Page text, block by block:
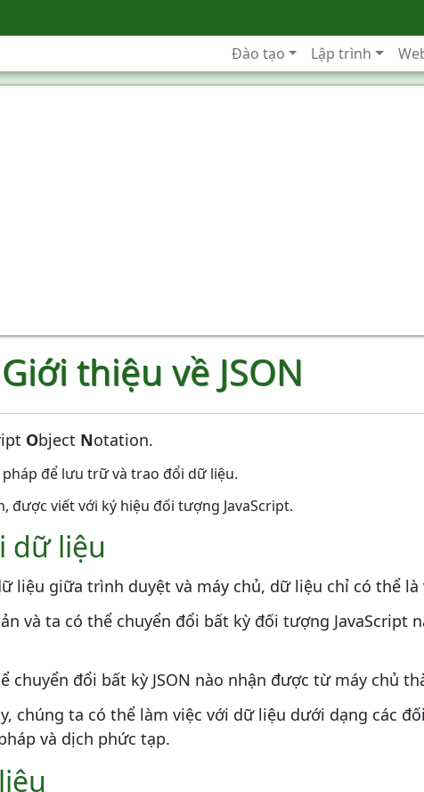
Đào tạo Lập trình
Giới thiệu về JSON
Object Notation.
pháp để lưu trữ và trao đổi dữ liệu.
được viết với ký hiệu đối tượng JavaScript.
dữ liệu
liệu giữa trình duyệt và máy chủ, dữ liệu chỉ có thể là
và ta có thể chuyển đổi bất kỳ đối tượng JavaScript
chuyển đổi bất kỳ JSON nào nhận được từ máy chủ
chúng ta có thể làm việc với dữ liệu dưới dạng các
và dịch phức tạp.